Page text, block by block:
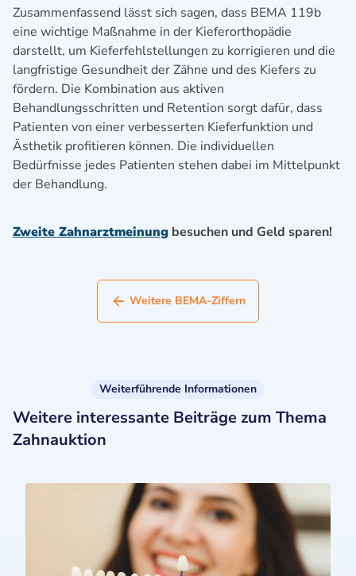
Zusammenfassend lässt sich sagen, dass BEMA 119b
eine wichtige Maßnahme in der Kieferorthopädie
darstellt, um Kieferfehlstellungen zu korrigieren und die
langfristige Gesundheit der Zähne und des Kiefers zu
fördern. Die Kombination aus aktiven
Behandlungsschritten und Retention sorgt dafür, dass
Patienten von einer verbesserten Kieferfunktion und
Ästhetik profitieren können. Die individuellen
Bedürfnisse jedes Patienten stehen dabei im Mittelpunkt
der Behandlung.
Zweite Zahnarztmeinung besuchen und Geld sparen!
Weitere BEMA-Ziffern
Weiterführende Informationen
Weitere interessante Beiträge zum Thema
Zahnauktion